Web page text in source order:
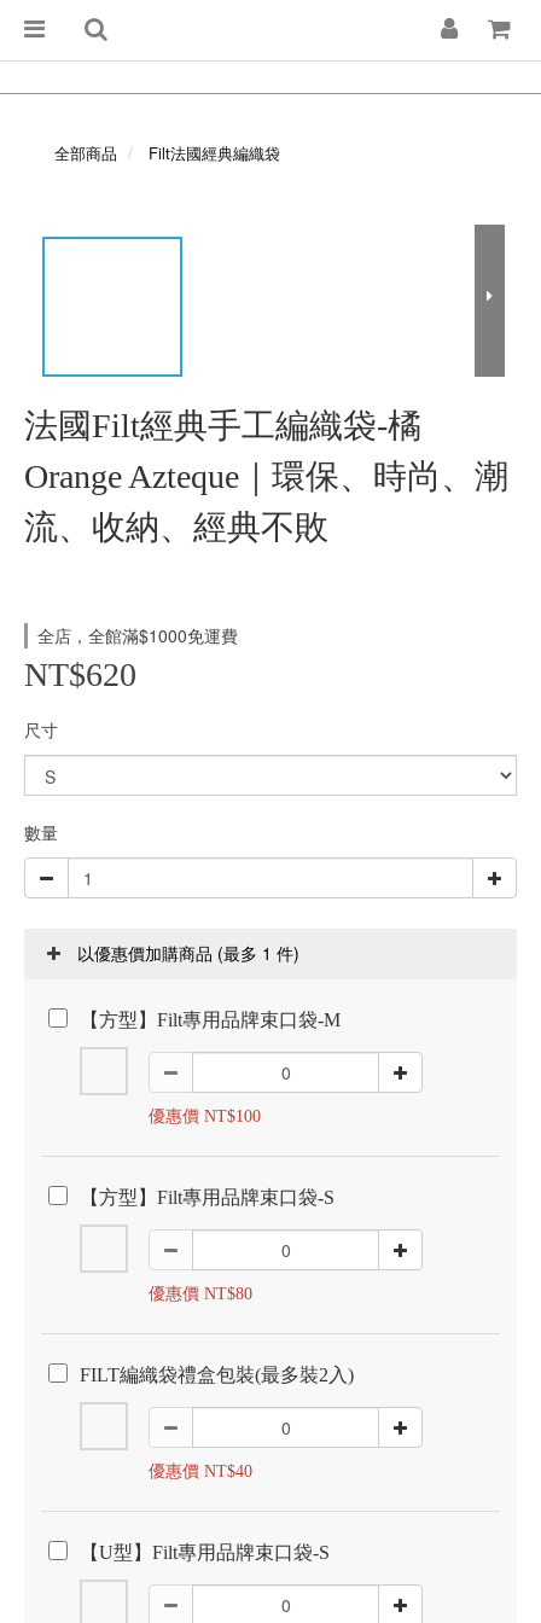
全部商品 Filt法國經典編織袋
法國Filt經典手工編織袋-橘
Orange Azteque｜環保、時尚、潮
流、收納、經典不敗
全店，全館滿$1000免運費
NT$620
尺寸
數量
以優惠價加購商品 (最多 1 件)
【方型】Filt專用品牌束口袋-M
優惠價 NT$100
【方型】Filt專用品牌束口袋-S
優惠價 NT$80
FILT編織袋禮盒包裝(最多裝2入)
優惠價 NT$40
【U型】Filt專用品牌束口袋-S